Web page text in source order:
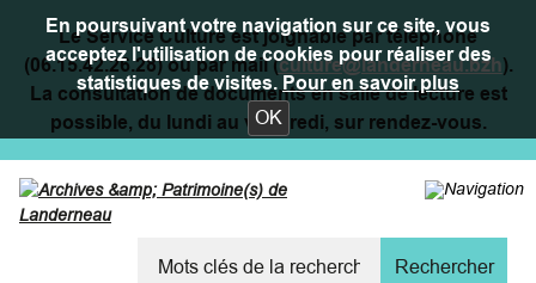
En poursuivant votre navigation sur ce site, vous
acceptez l'utilisation de cookies pour réaliser des
statistiques de visites.Pour en savoir plus
OK
Le Service Culture est joignable par téléphone
(06.15.42.26.28) ou par mail (culture@landerneau.bzh).
La consultation de documents en salle de lecture est
possible, du lundi au vendredi, sur rendez-vous.